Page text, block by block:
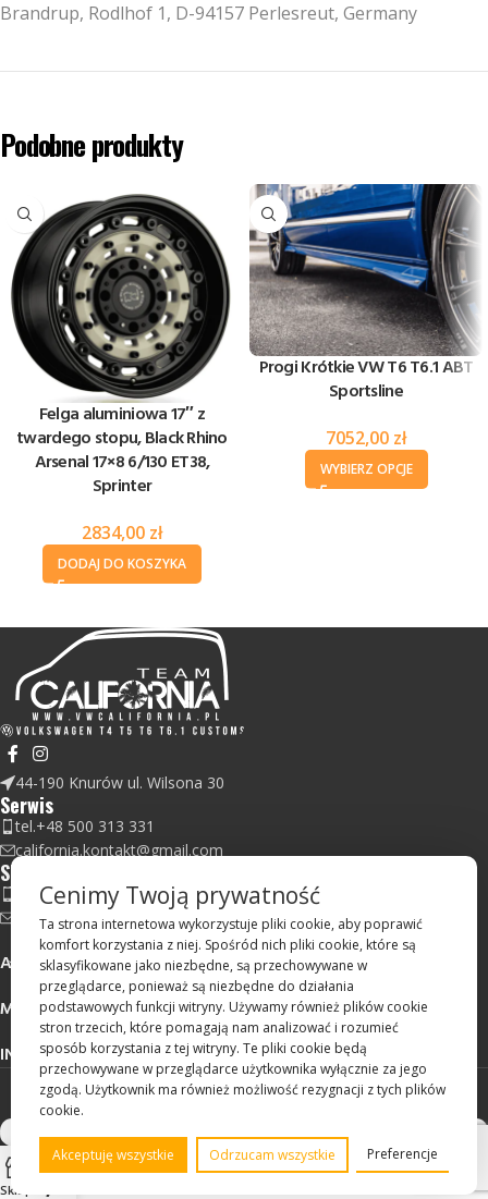
Brandrup, Rodlhof 1, D-94157 Perlesreut, Germany
Podobne produkty
Felga aluminiowa 17″ z
twardego stopu, Black Rhino
Arsenal 17×8 6/130 ET38,
Sprinter
2834,00 zł
DODAJ DO KOSZYKA
Progi Krótkie VW T6 T6.1 ABT
Sportsline
7052,00 zł
WYBIERZ OPCJE
44-190 Knurów ul. Wilsona 30
Serwis
tel.+48 500 313 331
california.kontakt@gmail.com
Sklep
tel.+48 728 845 363
sklep.vwcalifornia@gmail.com
AKTUALNOŚCI
MENU
INFORMACJE
California Team © 2024
SklepKoszyk
Cenimy Twoją prywatność
Ta strona internetowa wykorzystuje pliki cookie, aby poprawić
komfort korzystania z niej. Spośród nich pliki cookie, które są
sklasyfikowane jako niezbędne, są przechowywane w
przeglądarce, ponieważ są niezbędne do działania
podstawowych funkcji witryny. Używamy również plików cookie
stron trzecich, które pomagają nam analizować i rozumieć
sposób korzystania z tej witryny. Te pliki cookie będą
przechowywane w przeglądarce użytkownika wyłącznie za jego
zgodą. Użytkownik ma również możliwość rezygnacji z tych plików
cookie.
Akceptuję wszystkie Odrzucam wszystkie Preferencje